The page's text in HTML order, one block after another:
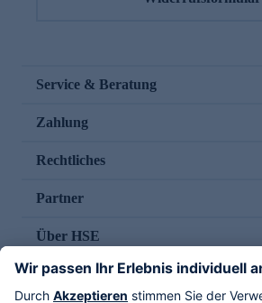
Service & Beratung
Zahlung
Rechtliches
Partner
Über HSE
Im TV